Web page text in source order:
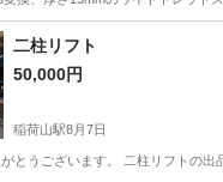
車のパーツ
二柱リフト
50,000円
稲荷山駅8月7日
とうございます。 二柱リフトの